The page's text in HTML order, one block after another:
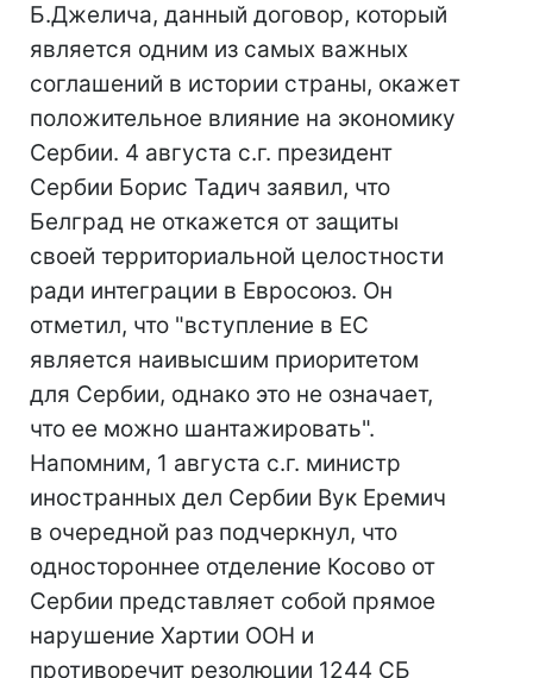
Б.Джелича, данный договор, который
является одним из самых важных
соглашений в истории страны, окажет
положительное влияние на экономику
Сербии. 4 августа с.г. президент
Сербии Борис Тадич заявил, что
Белград не откажется от защиты
своей территориальной целостности
ради интеграции в Евросоюз. Он
отметил, что "вступление в ЕС
является наивысшим приоритетом
для Сербии, однако это не означает,
что ее можно шантажировать".
Напомним, 1 августа с.г. министр
иностранных дел Сербии Вук Еремич
в очередной раз подчеркнул, что
одностороннее отделение Косово от
Сербии представляет собой прямое
нарушение Хартии ООН и
противоречит резолюции 1244 СБ